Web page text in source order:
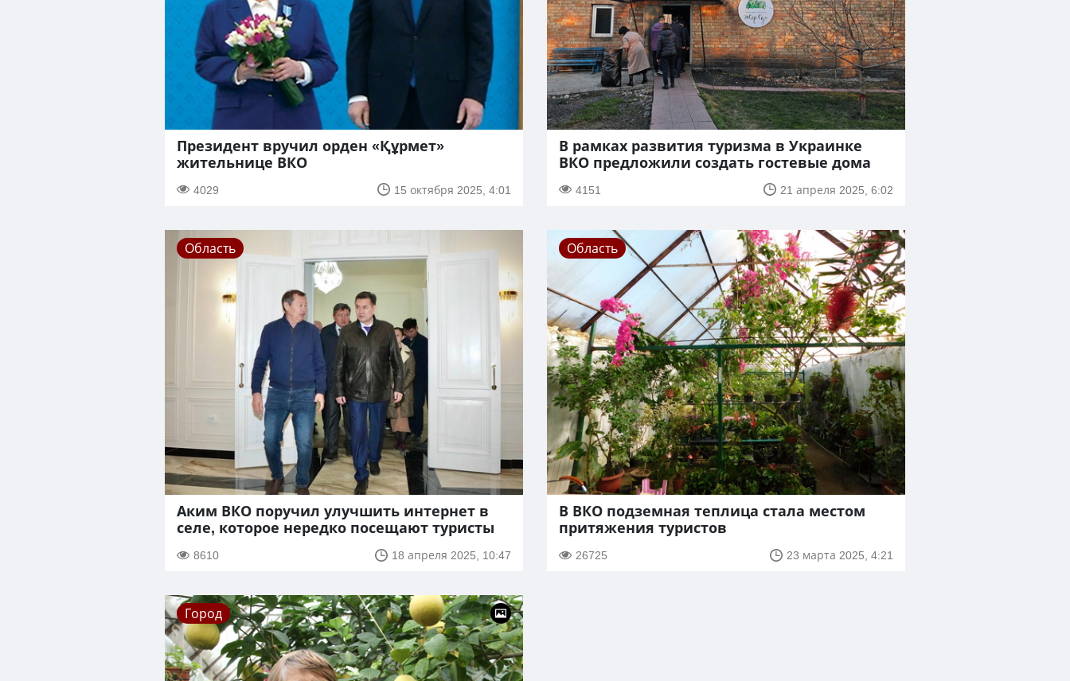
Президент вручил орден «Құрмет»
жительнице ВКО
4029 15 октября 2025, 4:01
В рамках развития туризма в Украинке
ВКО предложили создать гостевые дома
4151 21 апреля 2025, 6:02
Область
Аким ВКО поручил улучшить интернет в
селе, которое нередко посещают туристы
8610 18 апреля 2025, 10:47
Область
В ВКО подземная теплица стала местом
притяжения туристов
26725 23 марта 2025, 4:21
Город